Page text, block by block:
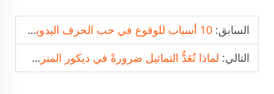
السابق: 10 أسباب للوقوع في حب الحرف اليدوية المصنوعة من الراتينج
التالي: لماذا تُعَدُّ التماثيل ضرورةً في ديكور المنزل العصري